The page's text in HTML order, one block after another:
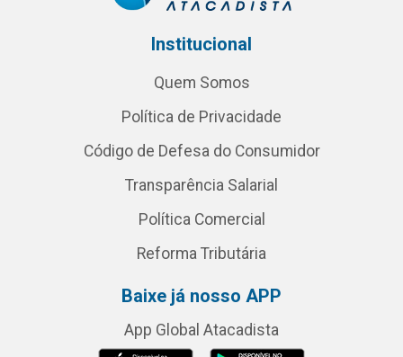
Institucional
Quem Somos
Política de Privacidade
Código de Defesa do Consumidor
Transparência Salarial
Política Comercial
Reforma Tributária
Baixe já nosso APP
App Global Atacadista